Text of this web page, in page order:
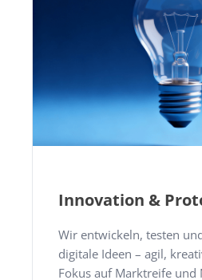
Innovation &
Wir entwickeln, testen
digitale Ideen – agil,
Fokus auf Marktreife